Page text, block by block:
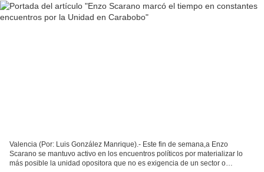
Valencia (Por: Luis González Manrique).- Este fin de semana,a Enzo
Scarano se mantuvo activo en los encuentros políticos por materializar lo
más posible la unidad opositora que no es exigencia de un sector o